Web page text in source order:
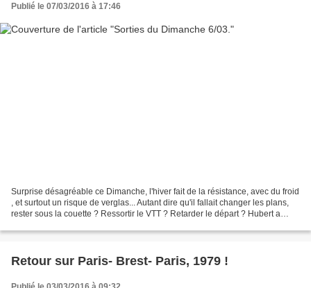
Publié le 07/03/2016 à 17:46
Surprise désagréable ce Dimanche, l'hiver fait de la résistance, avec du froid
, et surtout un risque de verglas... Autant dire qu'il fallait changer les plans,
rester sous la couette ? Ressortir le VTT ? Retarder le départ ? Hubert a
Retour sur Paris- Brest- Paris, 1979 !